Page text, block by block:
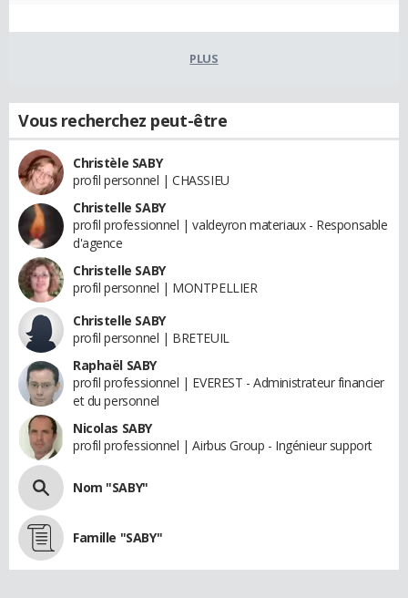
PLUS
Vous recherchez peut-être
Christèle SABY
profil personnel | CHASSIEU
Christelle SABY
profil professionnel | valdeyron materiaux - Responsable
d'agence
Christelle SABY
profil personnel | MONTPELLIER
Christelle SABY
profil personnel | BRETEUIL
Raphaël SABY
profil professionnel | EVEREST - Administrateur financier
et du personnel
Nicolas SABY
profil professionnel | Airbus Group - Ingénieur support
Nom "SABY"
Famille "SABY"